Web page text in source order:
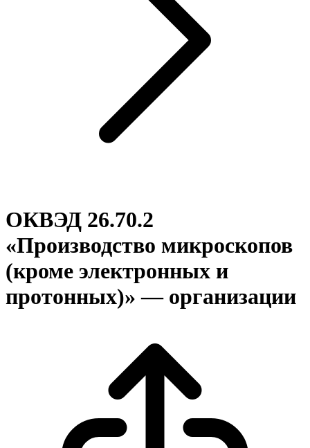
ОКВЭД 26.70.2
«Производство микроскопов
(кроме электронных и
протонных)» — организации